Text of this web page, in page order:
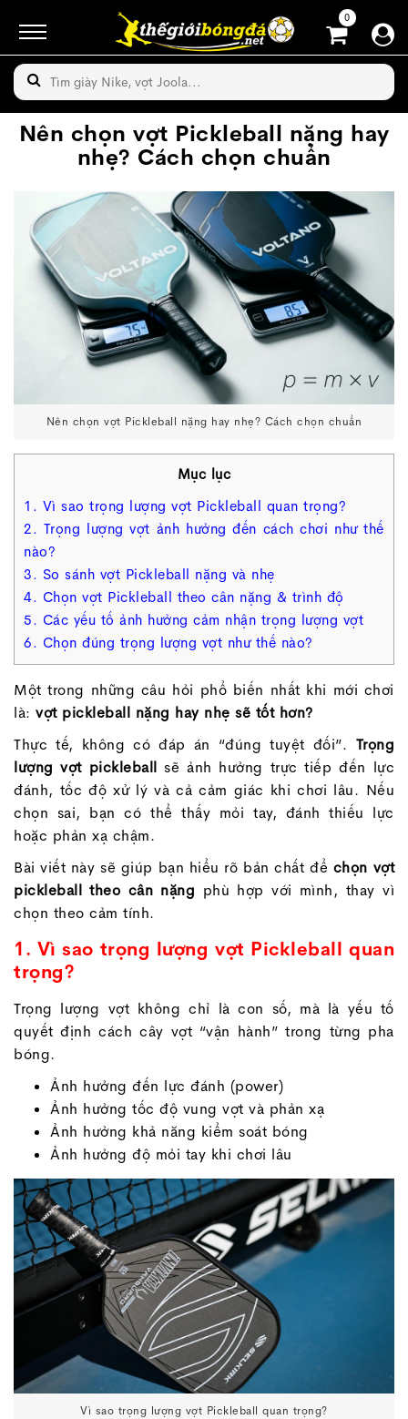
0
Nên chọn vợt Pickleball nặng hay
nhẹ? Cách chọn chuẩn
Nên chọn vợt Pickleball nặng hay nhẹ? Cách chọn chuẩn
Mục lục
1. Vì sao trọng lượng vợt Pickleball quan trọng?
2. Trọng lượng vợt ảnh hưởng đến cách chơi như thế
nào?
3. So sánh vợt Pickleball nặng và nhẹ
4. Chọn vợt Pickleball theo cân nặng & trình độ
5. Các yếu tố ảnh hưởng cảm nhận trọng lượng vợt
6. Chọn đúng trọng lượng vợt như thế nào?
Một trong những câu hỏi phổ biến nhất khi mới chơi
là: vợt pickleball nặng hay nhẹ sẽ tốt hơn?
Thực tế, không có đáp án “đúng tuyệt đối”. Trọng
lượng vợt pickleball sẽ ảnh hưởng trực tiếp đến lực
đánh, tốc độ xử lý và cả cảm giác khi chơi lâu. Nếu
chọn sai, bạn có thể thấy mỏi tay, đánh thiếu lực
hoặc phản xạ chậm.
Bài viết này sẽ giúp bạn hiểu rõ bản chất để chọn vợt
pickleball theo cân nặng phù hợp với mình, thay vì
chọn theo cảm tính.
1. Vì sao trọng lượng vợt Pickleball quan
trọng?
Trọng lượng vợt không chỉ là con số, mà là yếu tố
quyết định cách cây vợt “vận hành” trong từng pha
bóng.
Ảnh hưởng đến lực đánh (power)
Ảnh hưởng tốc độ vung vợt và phản xạ
Ảnh hưởng khả năng kiểm soát bóng
Ảnh hưởng độ mỏi tay khi chơi lâu
Vì sao trọng lượng vợt Pickleball quan trọng?